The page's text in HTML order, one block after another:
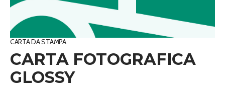
CARTA DA STAMPA
CARTA FOTOGRAFICA
GLOSSY